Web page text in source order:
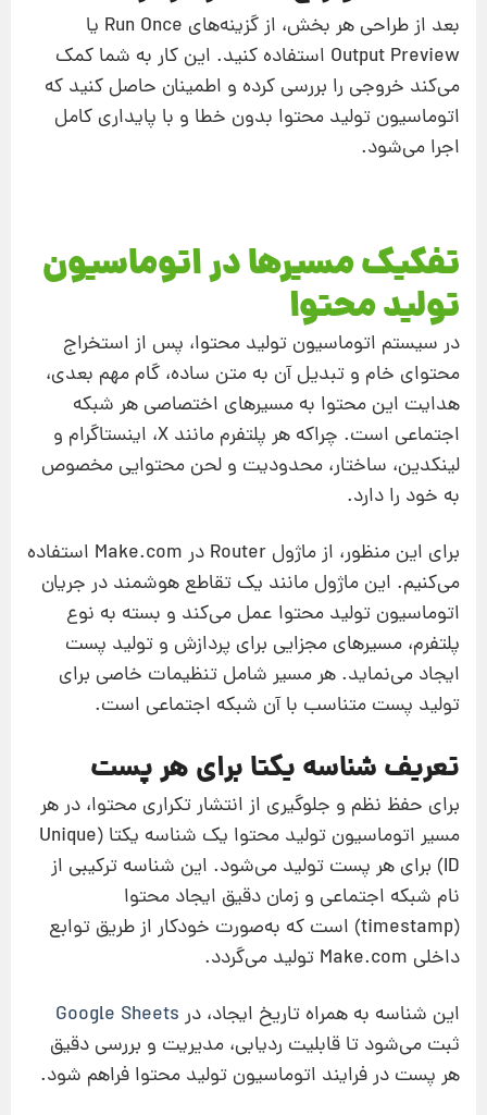
بعد از طراحی هر بخش، از گزینه‌های Run Once یا
Output Preview استفاده کنید. این کار به شما کمک
می‌کند خروجی را بررسی کرده و اطمینان حاصل کنید که
اتوماسیون تولید محتوا بدون خطا و با پایداری کامل
اجرا می‌شود.
تفکیک مسیرها در اتوماسیون
تولید محتوا
در سیستم اتوماسیون تولید محتوا، پس از استخراج
محتوای خام و تبدیل آن به متن ساده، گام مهم بعدی،
هدایت این محتوا به مسیرهای اختصاصی هر شبکه
اجتماعی است. چراکه هر پلتفرم مانند X، اینستاگرام و
لینکدین، ساختار، محدودیت و لحن محتوایی مخصوص
به خود را دارد.
برای این منظور، از ماژول Router در Make.com استفاده
می‌کنیم. این ماژول مانند یک تقاطع هوشمند در جریان
اتوماسیون تولید محتوا عمل می‌کند و بسته به نوع
پلتفرم، مسیرهای مجزایی برای پردازش و تولید پست
ایجاد می‌نماید. هر مسیر شامل تنظیمات خاصی برای
تولید پست متناسب با آن شبکه اجتماعی است.
تعریف شناسه یکتا برای هر پست
برای حفظ نظم و جلوگیری از انتشار تکراری محتوا، در هر
مسیر اتوماسیون تولید محتوا یک شناسه یکتا (Unique
ID) برای هر پست تولید می‌شود. این شناسه ترکیبی از
نام شبکه اجتماعی و زمان دقیق ایجاد محتوا
(timestamp) است که به‌صورت خودکار از طریق توابع
داخلی Make.com تولید می‌گردد.
این شناسه به‌ همراه تاریخ ایجاد، در Google Sheets
ثبت می‌شود تا قابلیت ردیابی، مدیریت و بررسی دقیق
هر پست در فرایند اتوماسیون تولید محتوا فراهم شود.